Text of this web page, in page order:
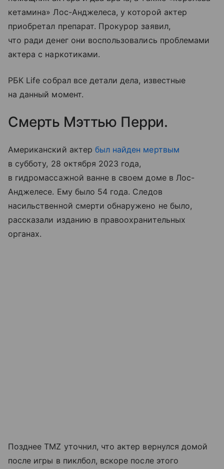
кетамина» Лос-Анджелеса, у которой актер
приобретал препарат. Прокурор заявил,
что ради денег они воспользовались проблемами
актера с наркотиками.
РБК Life собрал все детали дела, известные
на данный момент.
Смерть Мэттью Перри.
Американский актер был найден мертвым
в субботу, 28 октября 2023 года,
в гидромассажной ванне в своем доме в Лос-
Анджелесе. Ему было 54 года. Следов
насильственной смерти обнаружено не было,
рассказали изданию в правоохранительных
органах.
Позднее TMZ уточнил, что актер вернулся домой
после игры в пиклбол, вскоре после этого